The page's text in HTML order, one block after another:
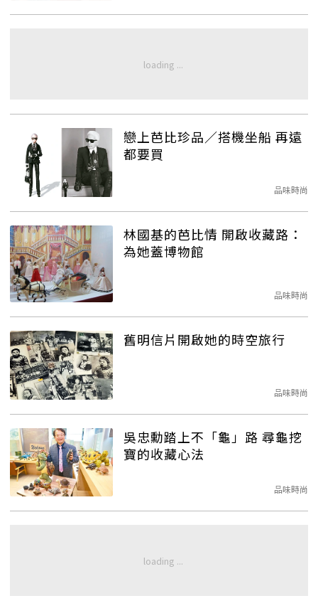
戀上芭比珍品／搭機坐船 再遠
都要買
品味時尚
林國基的芭比情 開啟收藏路：
為她蓋博物館
品味時尚
舊明信片開啟她的時空旅行
品味時尚
吳忠勳踏上不「龜」路 尋龜挖
寶的收藏心法
品味時尚